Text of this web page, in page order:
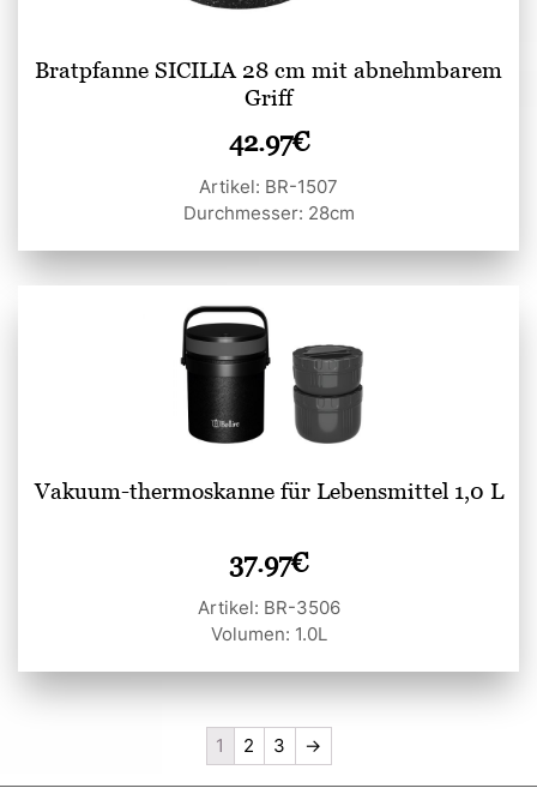
Bratpfanne SICILIA 28 cm mit abnehmbarem
Griff
42.97€
Artikel: BR-1507
Durchmesser: 28cm
Vakuum-thermoskanne für Lebensmittel 1,0 L
37.97€
Artikel: BR-3506
Volumen: 1.0L
1 2 3 →